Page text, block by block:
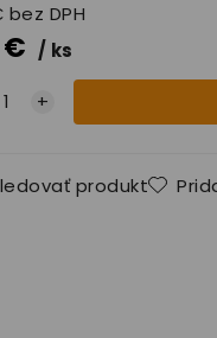
bez DPH
€ ks
produkt